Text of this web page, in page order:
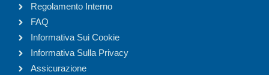
Regolamento Interno
FAQ
Informativa Sui Cookie
Informativa Sulla Privacy
Assicurazione